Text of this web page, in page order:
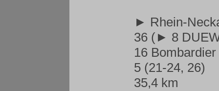
► Rhein-
36 ( ► 8
16
5 (21-24, 26)
35,4 km